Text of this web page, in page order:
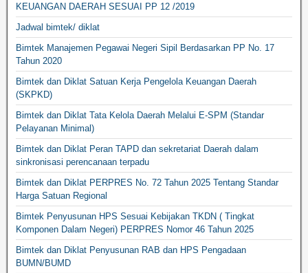
KEUANGAN DAERAH SESUAI PP 12 /2019
Jadwal bimtek/ diklat
Bimtek Manajemen Pegawai Negeri Sipil Berdasarkan PP No. 17
Tahun 2020
Bimtek dan Diklat Satuan Kerja Pengelola Keuangan Daerah
(SKPKD)
Bimtek dan Diklat Tata Kelola Daerah Melalui E-SPM (Standar
Pelayanan Minimal)
Bimtek dan Diklat Peran TAPD dan sekretariat Daerah dalam
sinkronisasi perencanaan terpadu
Bimtek dan Diklat PERPRES No. 72 Tahun 2025 Tentang Standar
Harga Satuan Regional
Bimtek Penyusunan HPS Sesuai Kebijakan TKDN ( Tingkat
Komponen Dalam Negeri) PERPRES Nomor 46 Tahun 2025
Bimtek dan Diklat Penyusunan RAB dan HPS Pengadaan
BUMN/BUMD